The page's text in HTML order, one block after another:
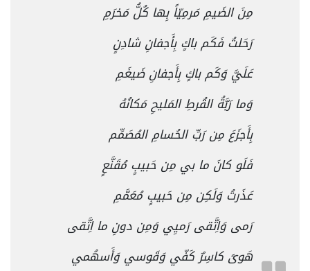
مِنَ الضَيمِ مَرمِيّاً بِها كُلُّ مَخرَمِ
رَحَلتُ فَكَم باكٍ بِأَجفانِ شادِنٍ
عَلَيَّ وَكَم باكٍ بِأَجفانِ ضَيغَمِ
وَما رَبَّةُ القُرطِ المَليحِ مَكانُهُ
بِأَجزَعَ مِن رَبِّ الحُسامِ المُصَمِّم
فَلَو كانَ ما بي مِن حَبيبٍ مُقَنَّعٍ
عَذَرتُ وَلَكِن مِن حَبيبٍ مُعَمَّمِ
رَمى وَاِتَّقى رَميِي وَمِن دونِ ما اِتَّقى
هَوىً كاسِرٌ كَفّي وَقَوسي وَأَسهُمي